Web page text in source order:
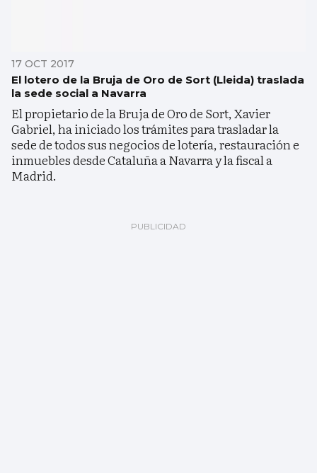
17 OCT 2017
El lotero de la Bruja de Oro de Sort (Lleida) traslada
la sede social a Navarra
El propietario de la Bruja de Oro de Sort, Xavier
Gabriel, ha iniciado los trámites para trasladar la
sede de todos sus negocios de lotería, restauración e
inmuebles desde Cataluña a Navarra y la fiscal a
Madrid.